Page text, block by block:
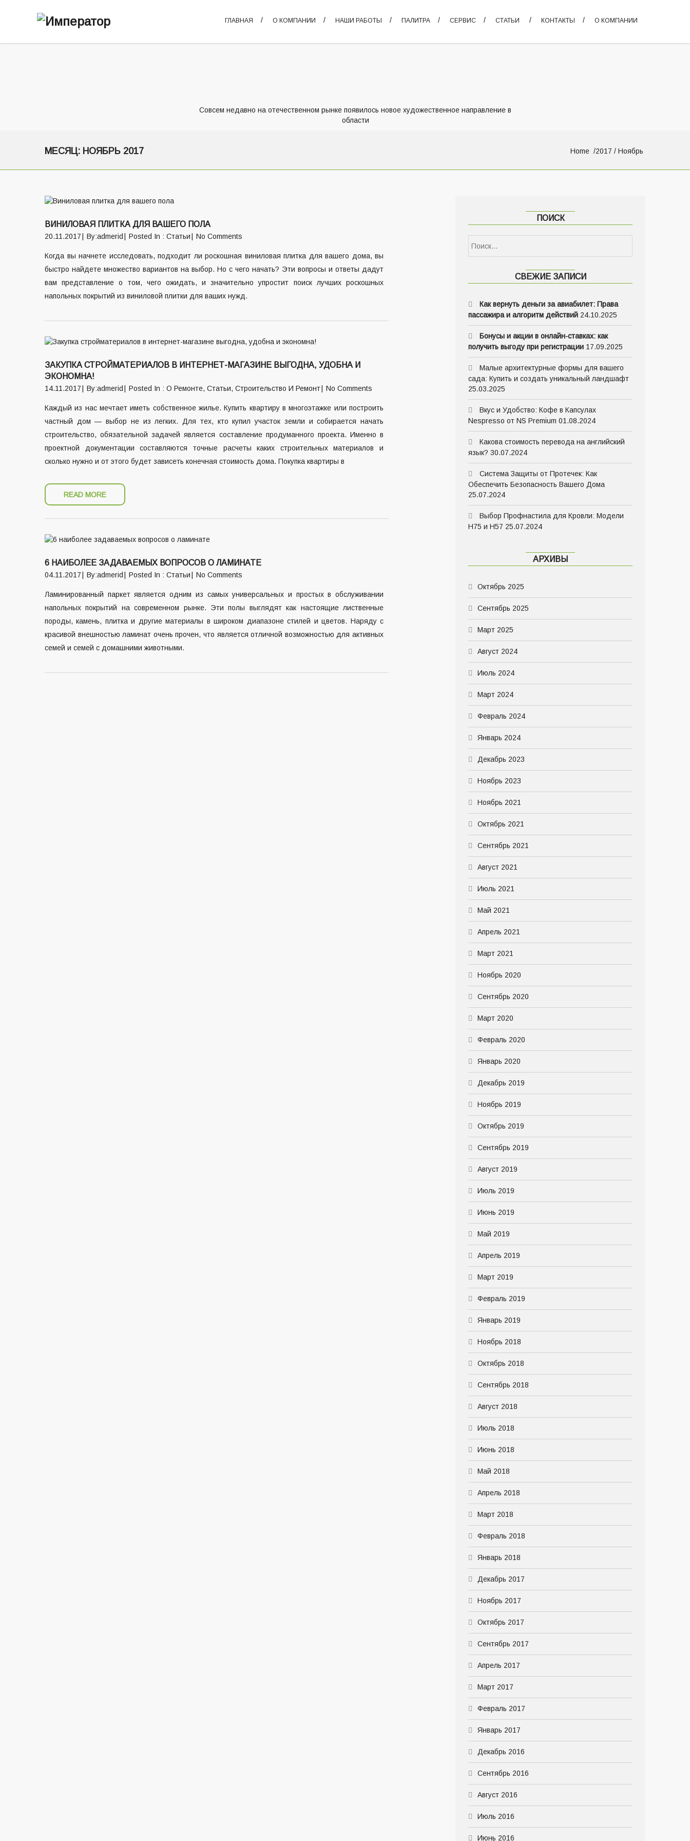
ГЛАВНАЯ О КОМПАНИИ НАШИ РАБОТЫ ПАЛИТРА СЕРВИС СТАТЬИ КОНТАКТЫ О КОМПАНИИ
Совсем недавно на отечественном рынке появилось новое художественное направление в
области
МЕСЯЦ: НОЯБРЬ 2017 Home 2017 / Ноябрь
ВИНИЛОВАЯ ПЛИТКА ДЛЯ ВАШЕГО ПОЛА
20.11.2017 By:admerid Posted In : Статьи No Comments
Когда вы начнете исследовать, подходит ли роскошная виниловая плитка для вашего дома, вы
быстро найдете множество вариантов на выбор. Но с чего начать? Эти вопросы и ответы дадут
вам представление о том, чего ожидать, и значительно упростит поиск лучших роскошных
напольных покрытий из виниловой плитки для ваших нужд.
ЗАКУПКА СТРОЙМАТЕРИАЛОВ В ИНТЕРНЕТ-МАГАЗИНЕ ВЫГОДНА, УДОБНА И
ЭКОНОМНА!
14.11.2017 By:admerid Posted In : О Ремонте, Статьи, Строительство И Ремонт No Comments
Каждый из нас мечтает иметь собственное жилье. Купить квартиру в многоэтажке или построить
частный дом — выбор не из легких. Для тех, кто купил участок земли и собирается начать
строительство, обязательной задачей является составление продуманного проекта. Именно в
проектной документации составляются точные расчеты каких строительных материалов и
сколько нужно и от этого будет зависеть конечная стоимость дома. Покупка квартиры в
READ MORE
6 НАИБОЛЕЕ ЗАДАВАЕМЫХ ВОПРОСОВ О ЛАМИНАТЕ
04.11.2017 By:admerid Posted In : Статьи No Comments
Ламинированный паркет является одним из самых универсальных и простых в обслуживании
напольных покрытий на современном рынке. Эти полы выглядят как настоящие лиственные
породы, камень, плитка и другие материалы в широком диапазоне стилей и цветов. Наряду с
красивой внешностью ламинат очень прочен, что является отличной возможностью для активных
семей и семей с домашними животными.
ПОИСК
СВЕЖИЕ ЗАПИСИ
Как вернуть деньги за авиабилет: Права
пассажира и алгоритм действий 24.10.2025
Бонусы и акции в онлайн-ставках: как
получить выгоду при регистрации 17.09.2025
Малые архитектурные формы для вашего
сада: Купить и создать уникальный ландшафт
25.03.2025
Вкус и Удобство: Кофе в Капсулах
Nespresso от NS Premium 01.08.2024
Какова стоимость перевода на английский
язык? 30.07.2024
Система Защиты от Протечек: Как
Обеспечить Безопасность Вашего Дома
25.07.2024
Выбор Профнастила для Кровли: Модели
Н75 и Н57 25.07.2024
АРХИВЫ
Октябрь 2025
Сентябрь 2025
Март 2025
Август 2024
Июль 2024
Март 2024
Февраль 2024
Январь 2024
Декабрь 2023
Ноябрь 2023
Ноябрь 2021
Октябрь 2021
Сентябрь 2021
Август 2021
Июль 2021
Май 2021
Апрель 2021
Март 2021
Ноябрь 2020
Сентябрь 2020
Март 2020
Февраль 2020
Январь 2020
Декабрь 2019
Ноябрь 2019
Октябрь 2019
Сентябрь 2019
Август 2019
Июль 2019
Июнь 2019
Май 2019
Апрель 2019
Март 2019
Февраль 2019
Январь 2019
Ноябрь 2018
Октябрь 2018
Сентябрь 2018
Август 2018
Июль 2018
Июнь 2018
Май 2018
Апрель 2018
Март 2018
Февраль 2018
Январь 2018
Декабрь 2017
Ноябрь 2017
Октябрь 2017
Сентябрь 2017
Апрель 2017
Март 2017
Февраль 2017
Январь 2017
Декабрь 2016
Сентябрь 2016
Август 2016
Июль 2016
Июнь 2016